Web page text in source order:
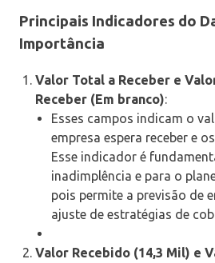
Principais Indicadores do
Importância
Valor Total a Receber e
Receber (Em branco):
Esses campos indicam o
empresa espera receber e
Esse indicador é
inadimplência e para o
pois permite a previsão de
ajuste de estratégias de
Valor Recebido (14,3 Mil) e